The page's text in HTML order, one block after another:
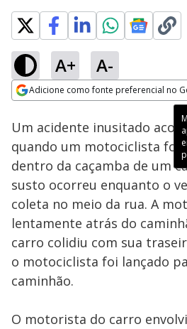
A+ A-
Adicione como fonte preferencial no
Ativar
100.00%
Um acidente inusitado
quando um motociclista foi
dentro da caçamba de um
susto ocorreu enquanto o
coleta no meio da rua. A
lentamente atrás do
carro colidiu com sua
o motociclista foi lançado
caminhão.
O motorista do carro